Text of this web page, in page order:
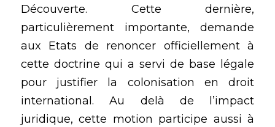
Découverte. Cette dernière,
particulièrement importante, demande
aux Etats de renoncer officiellement à
cette doctrine qui a servi de base légale
pour justifier la colonisation en droit
international. Au delà de l’impact
juridique, cette motion participe aussi à